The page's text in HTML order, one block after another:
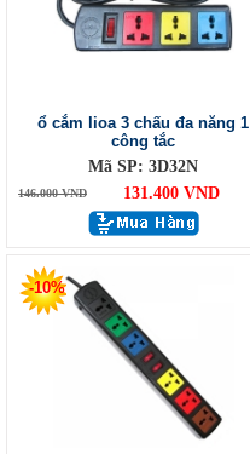
ổ cắm lioa 3 chấu đa năng 1
công tắc
Mã SP: 3D32N
146.000 VND 131.400 VND
-10%